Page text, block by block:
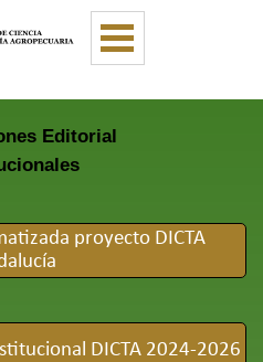
Saltar menú
Editorial
proyecto DICTA
DICTA 2024-2026